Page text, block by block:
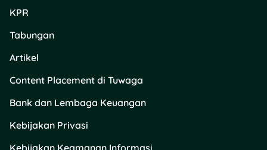
KPR
Tabungan
Artikel
Content Placement di Tuwaga
Bank dan Lembaga Keuangan
Kebijakan Privasi
Kebijakan Keamanan Informasi